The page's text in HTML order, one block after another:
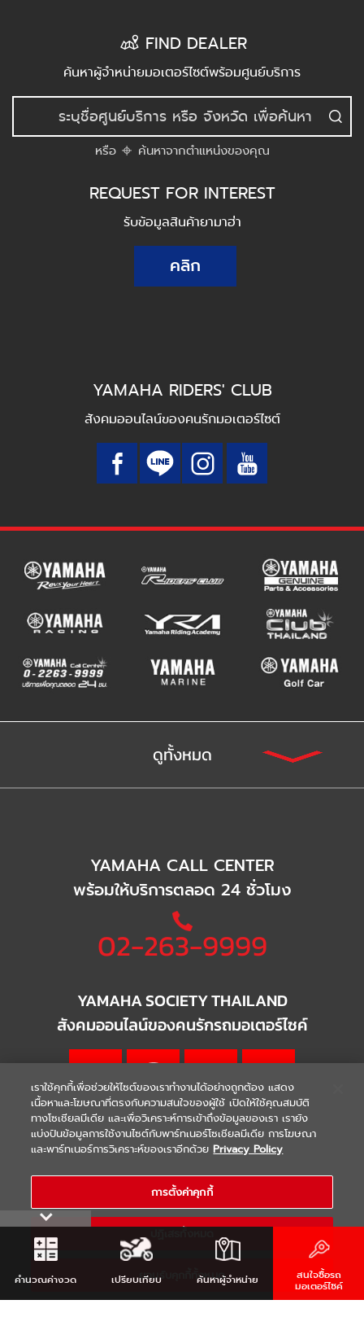
FIND DEALER
ค้นหาผู้จำหน่ายมอเตอร์ไซต์พร้อมศูนย์บริการ
หรือ ค้นหาจากตำแหน่งของคุณ
REQUEST FOR INTEREST
รับข้อมูลสินค้ายามาฮ่า
คลิก
YAMAHA RIDERS' CLUB
สังคมออนไลน์ของคนรักมอเตอร์ไซต์
ดูทั้งหมด
YAMAHA CALL CENTER
พร้อมให้บริการตลอด 24 ชั่วโมง
02-263-9999
YAMAHA SOCIETY THAILAND
สังคมออนไลน์ของคนรักรถมอเตอร์ไซค์
WARRANTY | Terms & Conditions
COPYRIGHT 2021 THAI YAMAHA MOTOR CO.,LTD. ALL RIGHTS
RESERVED
คำนวณค่างวด เปรียบเทียบ ค้นหาผู้จำหน่าย สนใจซื้อรถ
มอเตอร์ไซค์
เราใช้คุกกี้เพื่อช่วยให้ไซต์ของเราทำงานได้อย่างถูกต้อง แสดง
เนื้อหาและโฆษณาที่ตรงกับความสนใจของผู้ใช้ เปิดให้ใช้คุณสมบัติ
ทางโซเชียลมีเดีย และเพื่อวิเคราะห์การเข้าถึงข้อมูลของเรา เรายัง
แบ่งปันข้อมูลการใช้งานไซต์กับพาร์ทเนอร์โซเชียลมีเดีย การโฆษณา
และพาร์ทเนอร์การวิเคราะห์ของเราอีกด้วย Privacy Policy
การตั้งค่าคุกกี้
ยอมรับคุกกี้ทั้งหมด